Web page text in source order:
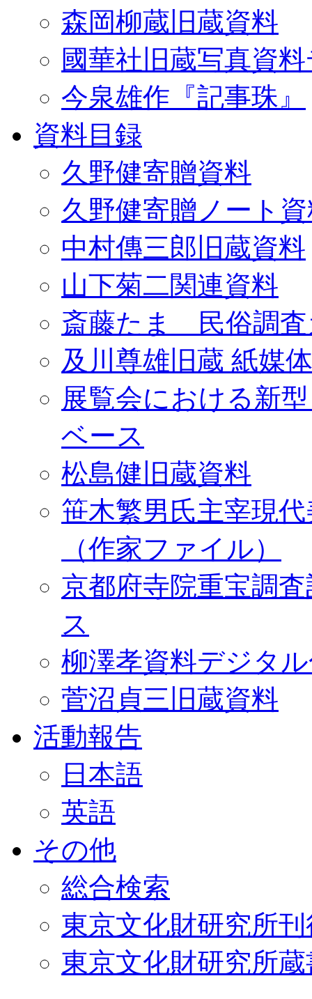
森岡柳蔵旧蔵資料
國華社旧蔵写真資
今泉雄作『記事珠』
資料目録
久野健寄贈資料
久野健寄贈ノート
中村傳三郎旧蔵資料
山下菊二関連資料
斎藤たま 民俗調査
及川尊雄旧蔵 紙媒
展覧会における新
ベース
松島健旧蔵資料
笹木繁男氏主宰現
（作家ファイル）
京都府寺院重宝調
ス
柳澤孝資料デジタ
菅沼貞三旧蔵資料
活動報告
日本語
英語
その他
総合検索
東京文化財研究所
東京文化財研究所